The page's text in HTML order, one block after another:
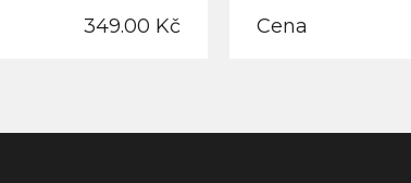
349.00 Kč Cena